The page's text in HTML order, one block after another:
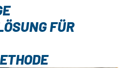
FÜR